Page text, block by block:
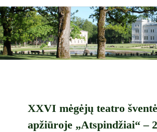
XXVI mėgėjų teatro
apžiūroje „Atspindžiai“ –